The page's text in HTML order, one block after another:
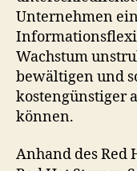
Unternehmen
Wachstum
bewältigen und
kostengünstiger
können.
Anhand des Red